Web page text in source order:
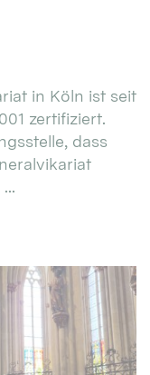
in Köln ist seit
zertifiziert.
dass